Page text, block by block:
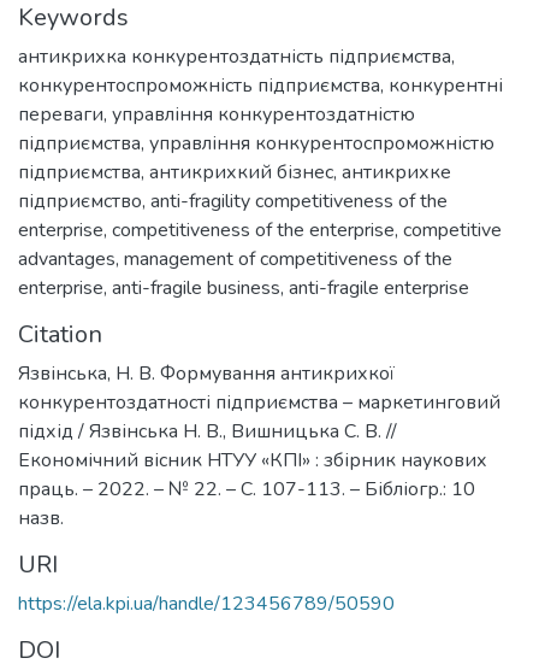
Keywords
антикрихка конкурентоздатність підприємства,
конкурентоспроможність підприємства, конкурентні
переваги, управління конкурентоздатністю
підприємства, управління конкурентоспроможністю
підприємства, антикрихкий бізнес, антикрихке
підприємство, anti-fragility competitiveness of the
enterprise, competitiveness of the enterprise, competitive
advantages, management of competitiveness of the
enterprise, anti-fragile business, anti-fragile enterprise
Citation
Язвінська, Н. В. Формування антикрихкої
конкурентоздатності підприємства – маркетинговий
підхід / Язвінська Н. В., Вишницька С. В. //
Економічний вісник НТУУ «КПІ» : збірник наукових
праць. – 2022. – № 22. – С. 107-113. – Бібліогр.: 10
назв.
URI
https://ela.kpi.ua/handle/123456789/50590
DOI